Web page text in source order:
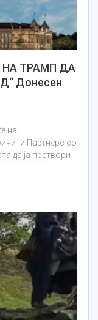
НА ТРАМП ДА
Донесен
на
Партнерс со
да ја претвори